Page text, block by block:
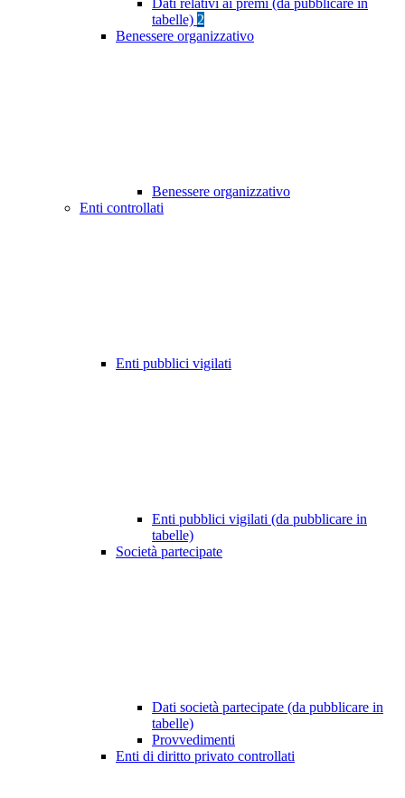
Dati relativi ai premi (da pubblicare in
tabelle) 2
Benessere organizzativo
Benessere organizzativo
Enti controllati
Enti pubblici vigilati
Enti pubblici vigilati (da pubblicare in
tabelle)
Società partecipate
Dati società partecipate (da pubblicare in
tabelle)
Provvedimenti
Enti di diritto privato controllati